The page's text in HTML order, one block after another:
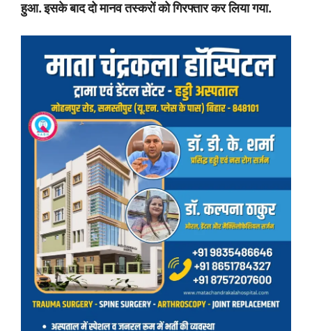
हुआ. इसके बाद दो मानव तस्करों को गिरफ्तार कर लिया गया.